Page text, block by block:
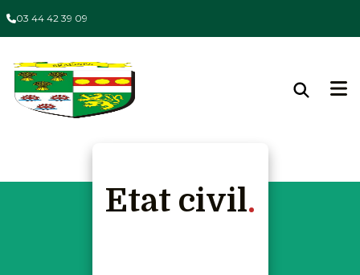
03 44 42 39 09
Etat civil